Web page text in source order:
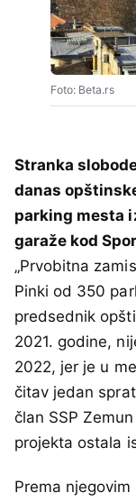
Foto: Beta.rs
Stranka
danas
parking mesta
garaže kod
„Prvobitna
Pinki od 350
predsednik
2021. godine,
2022, jer je u
čitav jedan
član SSP
projekta ostala
Prema